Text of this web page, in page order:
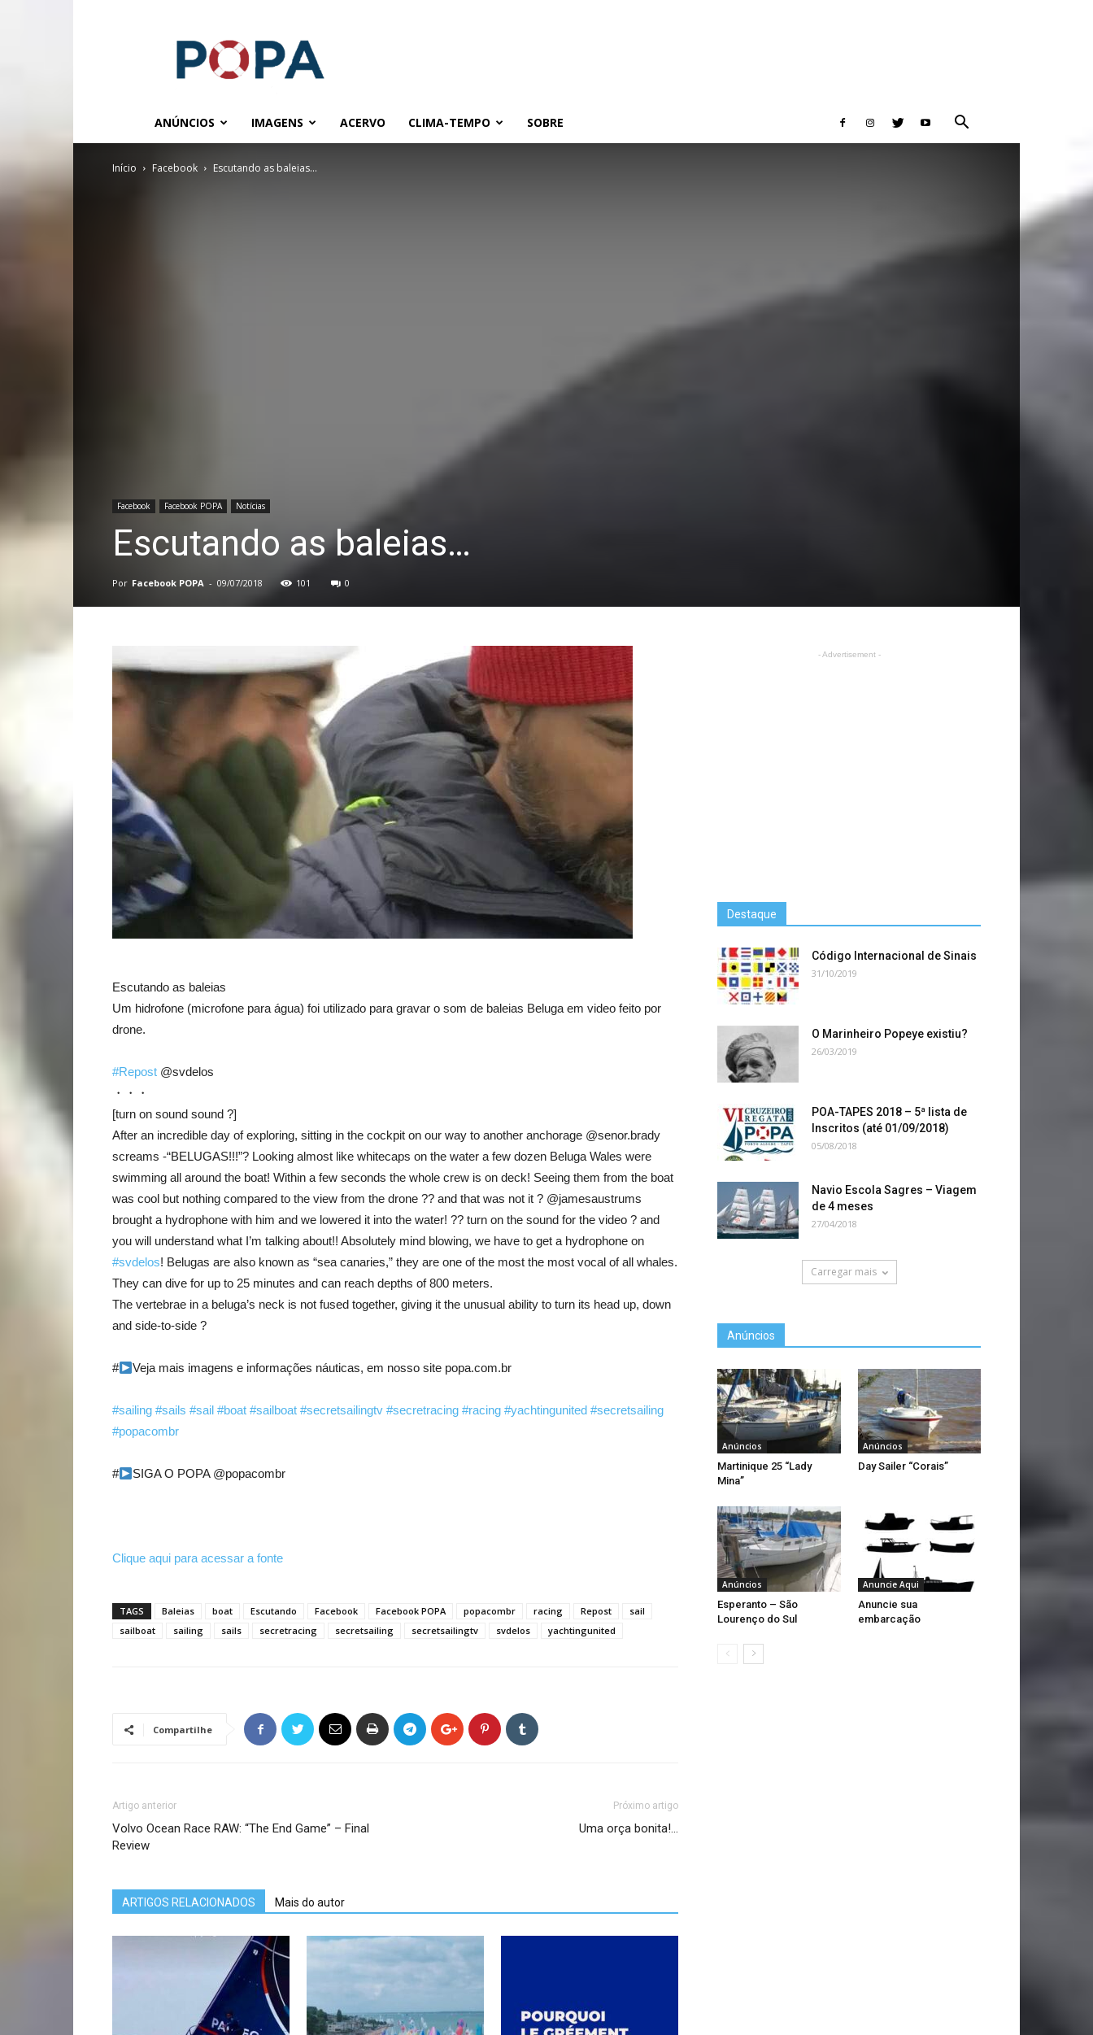
ANÚNCIOS IMAGENS ACERVO CLIMA-TEMPO SOBRE
Início Facebook Escutando as baleias…
Facebook Facebook POPA Notícias
Escutando as baleias…
Por Facebook POPA - 09/07/2018 101 0
Escutando as baleias
Um hidrofone (microfone para água) foi utilizado para gravar o som de baleias Beluga em video feito por
drone.
#Repost @svdelos
・・・
[turn on sound sound ?]
After an incredible day of exploring, sitting in the cockpit on our way to another anchorage @senor.brady
screams -“BELUGAS!!!”? Looking almost like whitecaps on the water a few dozen Beluga Wales were
swimming all around the boat! Within a few seconds the whole crew is on deck! Seeing them from the boat
was cool but nothing compared to the view from the drone ?? and that was not it ? @jamesaustrums
brought a hydrophone with him and we lowered it into the water! ?? turn on the sound for the video ? and
you will understand what I’m talking about!! Absolutely mind blowing, we have to get a hydrophone on
#svdelos! Belugas are also known as “sea canaries,” they are one of the most the most vocal of all whales.
They can dive for up to 25 minutes and can reach depths of 800 meters.
The vertebrae in a beluga’s neck is not fused together, giving it the unusual ability to turn its head up, down
and side-to-side ?
# Veja mais imagens e informações náuticas, em nosso site popa.com.br
#sailing #sails #sail #boat #sailboat #secretsailingtv #secretracing #racing #yachtingunited #secretsailing
#popacombr
# SIGA O POPA @popacombr
Clique aqui para acessar a fonte
TAGS Baleias boat Escutando Facebook Facebook POPA popacombr racing Repost
sail
sailboat
sailing sails secretracing secretsailing secretsailingtv svdelos yachtingunited
Compartilhe
Artigo anterior
Volvo Ocean Race RAW: “The End Game” – Final
Review
Próximo artigo
Uma orça bonita!…
ARTIGOS RELACIONADOS Mais do autor
- Advertisement -
Destaque
Código Internacional de Sinais
31/10/2019
O Marinheiro Popeye existiu?
26/03/2019
POA-TAPES 2018 – 5ª lista de
Inscritos (até 01/09/2018)
05/08/2018
Navio Escola Sagres – Viagem
de 4 meses
27/04/2018
Carregar mais
Anúncios
Anúncios
Martinique 25 “Lady
Mina”
Anúncios
Day Sailer “Corais”
Anúncios
Esperanto – São
Lourenço do Sul
Anuncie Aqui
Anuncie sua
embarcação